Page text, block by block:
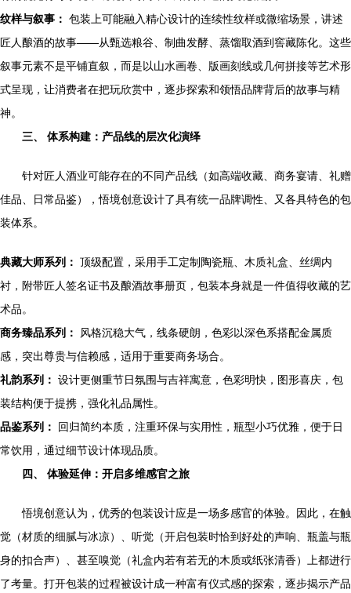
纹样与叙事： 包装上可能融入精心设计的连续性纹样或微缩场景，讲述
匠人酿酒的故事——从甄选粮谷、制曲发酵、蒸馏取酒到窖藏陈化。这些
叙事元素不是平铺直叙，而是以山水画卷、版画刻线或几何拼接等艺术形
式呈现，让消费者在把玩欣赏中，逐步探索和领悟品牌背后的故事与精
神。
三、 体系构建：产品线的层次化演绎
针对匠人酒业可能存在的不同产品线（如高端收藏、商务宴请、礼赠
佳品、日常品鉴），悟境创意设计了具有统一品牌调性、又各具特色的包
装体系。
典藏大师系列： 顶级配置，采用手工定制陶瓷瓶、木质礼盒、丝绸内
衬，附带匠人签名证书及酿酒故事册页，包装本身就是一件值得收藏的艺
术品。
商务臻品系列：
风格沉稳大气，线条硬朗，色彩以深色系搭配金属质
感，突出尊贵与信赖感，适用于重要商务场合。
礼韵系列： 设计更侧重节日氛围与吉祥寓意，色彩明快，图形喜庆，包
装结构便于提携，强化礼品属性。
品鉴系列：
回归简约本质，注重环保与实用性，瓶型小巧优雅，便于日
常饮用，通过细节设计体现品质。
四、 体验延伸：开启多维感官之旅
悟境创意认为，优秀的包装设计应是一场多感官的体验。因此，在触
觉（材质的细腻与冰凉）、听觉（开启包装时恰到好处的声响、瓶盖与瓶
身的扣合声）、甚至嗅觉（礼盒内若有若无的木质或纸张清香）上都进行
了考量。打开包装的过程被设计成一种富有仪式感的探索，逐步揭示产品